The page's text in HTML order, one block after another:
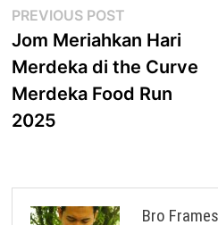
Post
navigation
PREVIOUS POST
post:
Jom Meriahkan Hari
Merdeka di the Curve
Merdeka Food Run
2025
Bro